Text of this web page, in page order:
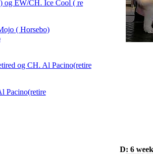
og EW/CH. Ice Cool ( re
( Horsebo)
og CH. Al Pacino(retire
Pacino(retire
D: 6